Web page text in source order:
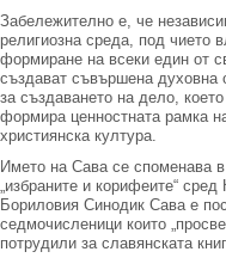
Забележително е, че
религиозна среда, под чието
формиране на всеки един от
създават съвършена духовна
за създаването на дело,
формира ценностната рамка
християнска култура.
Името на Сава се споменава
„избраните и корифеите“
Бориловия Синодик Сава е
седмочисленици които
потрудили за славянската